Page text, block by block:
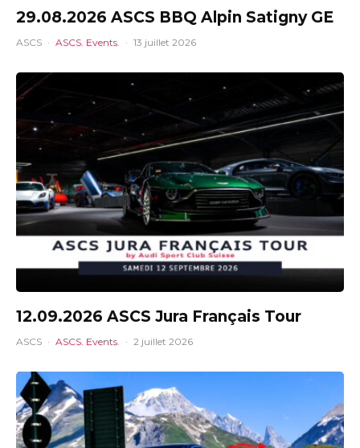
29.08.2026 ASCS BBQ Alpin Satigny GE
ASCS · ASCS. Events. · 13 juillet 2026
12.09.2026 ASCS Jura Français Tour
ASCS · ASCS. Events. · 2 juillet 2026